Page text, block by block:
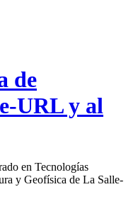
de
URL y al
en Tecnologías
y Geofísica de La Salle-